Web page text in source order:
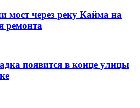
мост через реку Кайма на
ремонта
появится в конце улицы